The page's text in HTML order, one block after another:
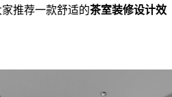
推荐一款舒适的茶室装修设计效